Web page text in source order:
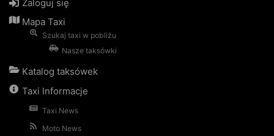
Zaloguj się
Mapa Taxi
Szukaj taxi w pobliżu
Nasze taksówki
Katalog taksówek
Taxi Informacje
Taxi News
Moto News